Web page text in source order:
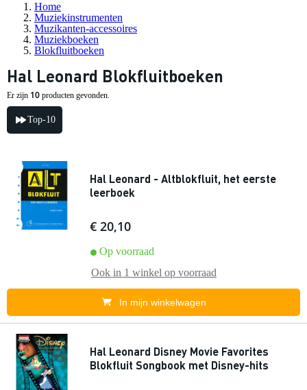
Home
Muziekinstrumenten
Muzikanten-accessoires
Muziekboeken
Blokfluitboeken
Hal Leonard Blokfluitboeken
Er zijn 10 producten gevonden.
Top-10
Hal Leonard - Altblokfluit, het eerste
leerboek
€ 20,10
Op voorraad
Ook in 1 winkel op voorraad
In mijn winkelwagen
Hal Leonard Disney Movie Favorites
Blokfluit Songbook met Disney-hits